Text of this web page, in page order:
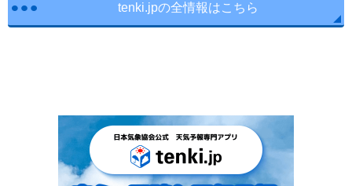
tenki.jpの全情報はこちら